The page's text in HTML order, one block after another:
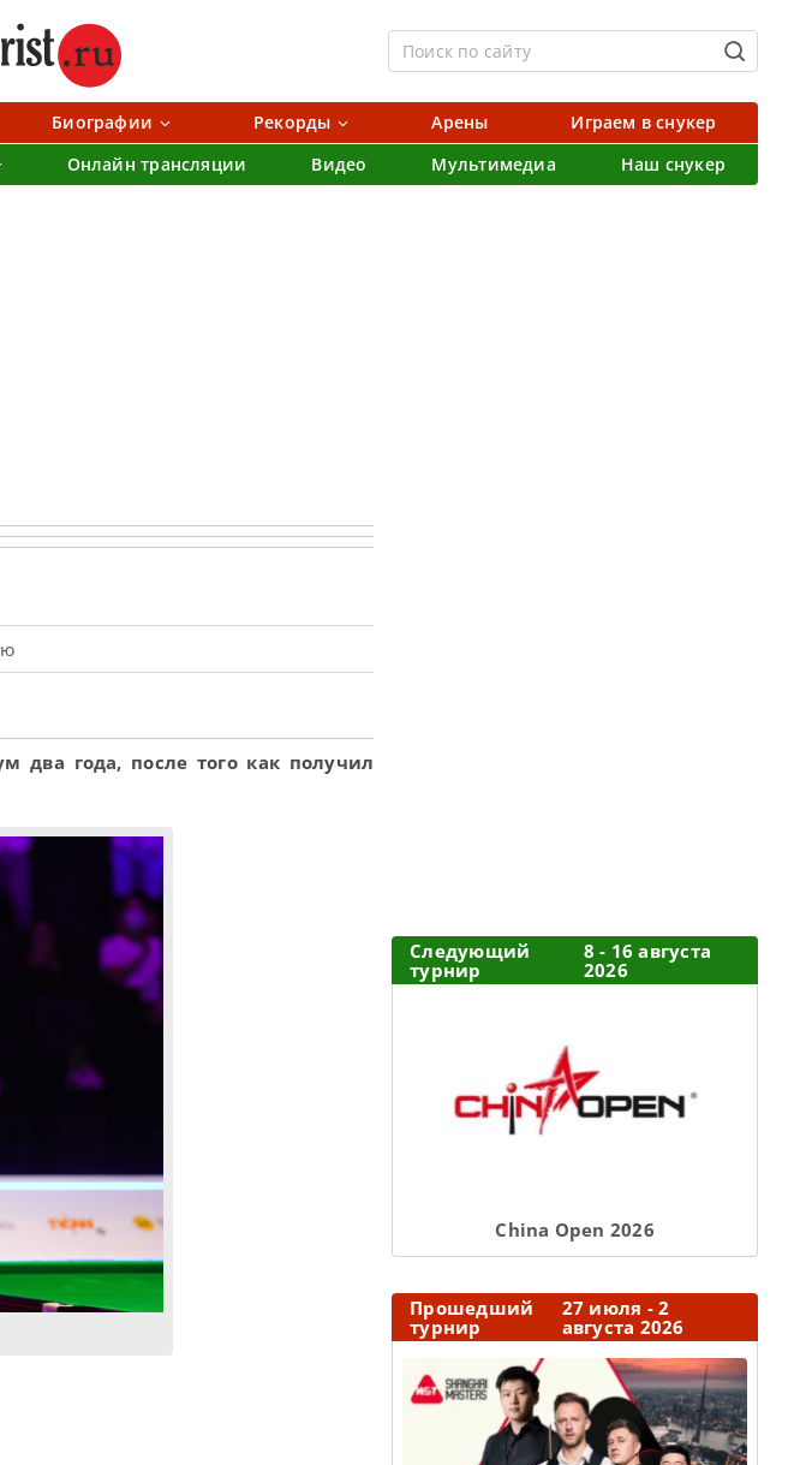
Биографии Рекорды Арены
Играем в снукер
Онлайн трансляции Видео Мультимедиа Наш снукер
два года, после того как получил
Следующий
турнир
8 - 16 августа
2026
Сhina Open 2026
Прошедший
турнир
27 июля - 2
августа 2026